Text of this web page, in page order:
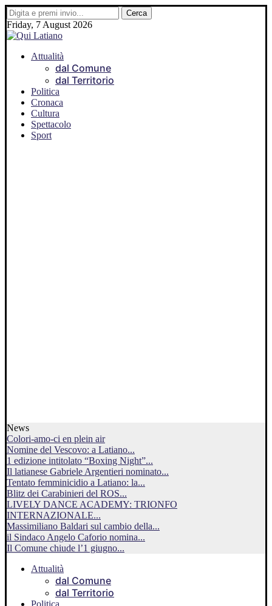
Friday, 7 August 2026
Attualità
dal Comune
dal Territorio
Politica
Cronaca
Cultura
Spettacolo
Sport
News
Colori-amo-ci en plein air
Nomine del Vescovo: a Latiano...
1 edizione intitolato “Boxing Night”...
Il latianese Gabriele Argentieri nominato...
Tentato femminicidio a Latiano: la...
Blitz dei Carabinieri del ROS...
LIVELY DANCE ACADEMY: TRIONFO
INTERNAZIONALE...
Massimiliano Baldari sul cambio della...
il Sindaco Angelo Caforio nomina...
Il Comune chiude l’1 giugno...
Attualità
dal Comune
dal Territorio
Politica